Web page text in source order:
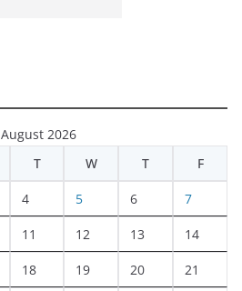
August 2026
T W T F
4 5 6 7
11 12 13 14
18 19 20 21